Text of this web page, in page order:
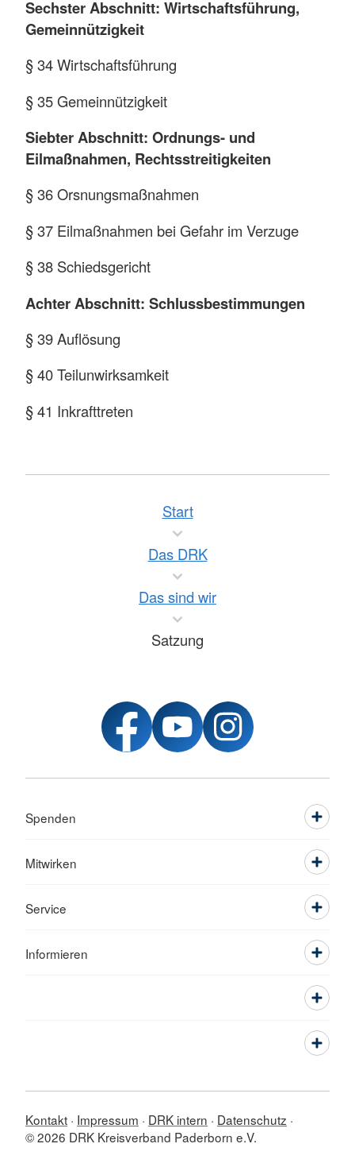
Sechster Abschnitt: Wirtschaftsführung,
Gemeinnützigkeit
§ 34 Wirtschaftsführung
§ 35 Gemeinnützigkeit
Siebter Abschnitt: Ordnungs- und
Eilmaßnahmen, Rechtsstreitigkeiten
§ 36 Orsnungsmaßnahmen
§ 37 Eilmaßnahmen bei Gefahr im Verzuge
§ 38 Schiedsgericht
Achter Abschnitt: Schlussbestimmungen
§ 39 Auflösung
§ 40 Teilunwirksamkeit
§ 41 Inkrafttreten
Start
Das DRK
Das sind wir
Satzung
Spenden
Mitwirken
Service
Informieren
Kontakt Impressum DRK intern
Datenschutz
© 2026 DRK Kreisverband Paderborn e.V.